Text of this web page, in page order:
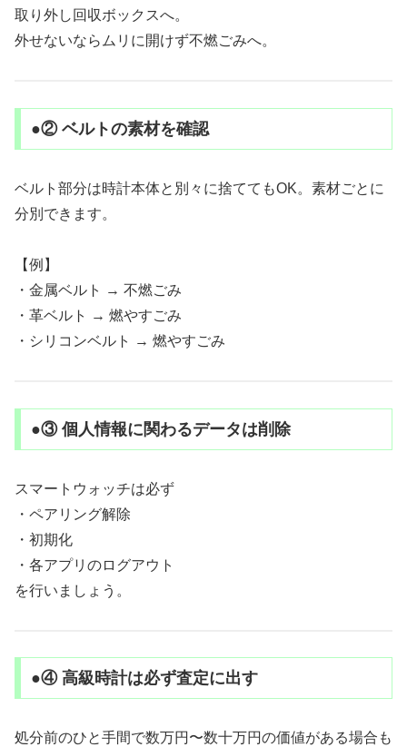
取り外し回収ボックスへ。
外せないならムリに開けず不燃ごみへ。
●② ベルトの素材を確認
ベルト部分は時計本体と別々に捨ててもOK。素材ごとに
分別できます。
【例】
・金属ベルト → 不燃ごみ
・革ベルト → 燃やすごみ
・シリコンベルト → 燃やすごみ
●③ 個人情報に関わるデータは削除
スマートウォッチは必ず
・ペアリング解除
・初期化
・各アプリのログアウト
を行いましょう。
●④ 高級時計は必ず査定に出す
処分前のひと手間で数万円〜数十万円の価値がある場合も